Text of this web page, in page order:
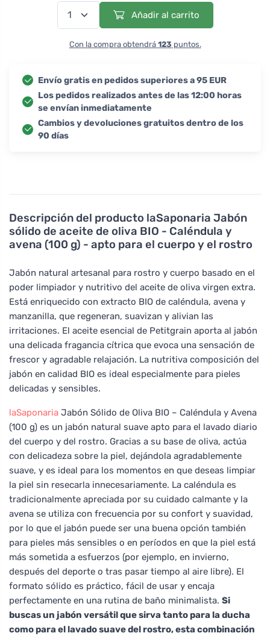
Descripción del producto laSaponaria Jabón
sólido de aceite de oliva BIO - Caléndula y
avena (100 g) - apto para el cuerpo y el rostro
Jabón natural artesanal para rostro y cuerpo basado en el
poder limpiador y nutritivo del aceite de oliva virgen extra.
Está enriquecido con extracto BIO de caléndula, avena y
manzanilla, que regeneran, suavizan y alivian las
irritaciones. El aceite esencial de Petitgrain aporta al jabón
una delicada fragancia cítrica que evoca una sensación de
frescor y agradable relajación. La nutritiva composición del
jabón en calidad BIO es ideal especialmente para pieles
delicadas y sensibles.
laSaponaria Jabón Sólido de Oliva BIO – Caléndula y Avena
(100 g) es un jabón natural suave apto para el lavado diario
del cuerpo y del rostro. Gracias a su base de oliva, actúa
con delicadeza sobre la piel, dejándola agradablemente
suave, y es ideal para los momentos en que deseas limpiar
la piel sin resecarla innecesariamente. La caléndula es
tradicionalmente apreciada por su cuidado calmante y la
avena se utiliza con frecuencia por su confort y suavidad,
por lo que el jabón puede ser una buena opción también
para pieles más sensibles o en períodos en que la piel está
más sometida a esfuerzos (por ejemplo, en invierno,
después del deporte o tras pasar tiempo al aire libre). El
formato sólido es práctico, fácil de usar y encaja
perfectamente en una rutina de baño minimalista. Si
buscas un jabón versátil que sirva tanto para la ducha
como para el lavado suave del rostro, esta combinación
Añadir al carrito
Con la compra obtendrá 123 puntos.
Envío gratis en pedidos superiores a 95 EUR
Los pedidos realizados antes de las 12:00 horas
se envían inmediatamente
Cambios y devoluciones gratuitos dentro de los
90 días